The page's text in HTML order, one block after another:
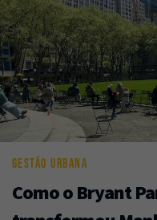
GESTÃO URBANA
Como o Bryant